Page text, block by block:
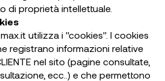
di proprietà intellettuale.
max.it utilizza i ''cookies''. I cookies
registrano informazioni relative
nel sito (pagine consultate,
ecc..) e che permettono